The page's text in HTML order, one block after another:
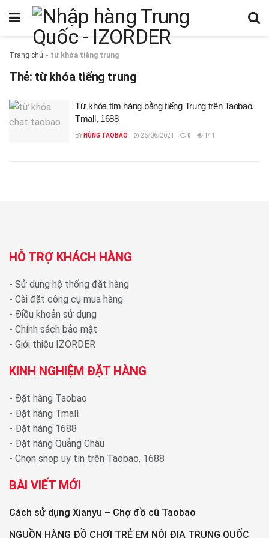
Trang chủ » từ khóa tiếng trung
Thẻ: từ khóa tiếng trung
Từ khóa tìm hàng bằng tiếng Trung trên Taobao,
Tmall, 1688
BY HÙNG TAOBAO 26/06/2021 0 141
HỖ TRỢ KHÁCH HÀNG
- Sử dụng hệ thống đặt hàng
- Cài đặt công cụ mua hàng
- Điều khoản sử dụng
- Chính sách bảo mật
- Giới thiệu IZORDER
KINH NGHIỆM ĐẶT HÀNG
- Đặt hàng Taobao
- Đặt hàng Tmall
- Đặt hàng 1688
- Đặt hàng Quảng Châu
- Chọn shop uy tín trên Taobao, 1688
BÀI VIẾT MỚI
Cách sử dụng Xianyu – Chợ đồ cũ Taobao
NGUỒN HÀNG ĐỒ CHƠI TRẺ EM NỘI ĐỊA TRUNG QUỐC